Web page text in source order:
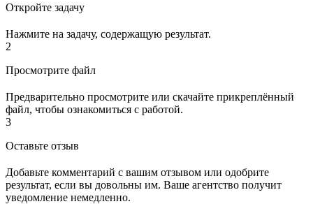
Откройте задачу
Нажмите на задачу, содержащую результат.
2
Просмотрите файл
Предварительно просмотрите или скачайте прикреплённый
файл, чтобы ознакомиться с работой.
3
Оставьте отзыв
Добавьте комментарий с вашим отзывом или одобрите
результат, если вы довольны им. Ваше агентство получит
уведомление немедленно.